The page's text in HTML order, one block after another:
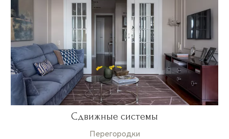
Сдвижные системы
Перегородки